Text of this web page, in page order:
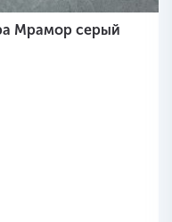
Мрамор серый